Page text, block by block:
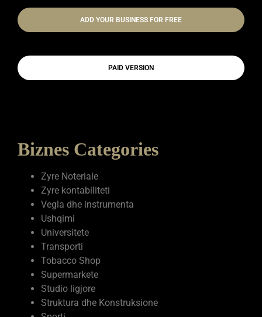
PAID VERSION
Zyre kontabiliteti
Vegla dhe instrumenta
Ushqimi
Universitete
Transporti
Tobacco Shop
Supermarkete
Studio ligjore
Struktura dhe Konstruksione
Sporti